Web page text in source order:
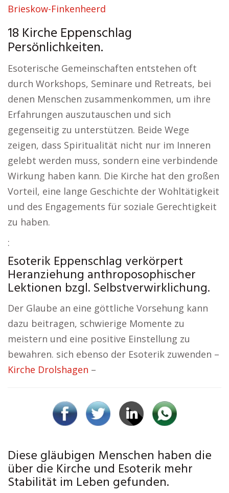
Brieskow-Finkenheerd
18 Kirche Eppenschlag
Persönlichkeiten.
Esoterische Gemeinschaften entstehen oft
durch Workshops, Seminare und Retreats, bei
denen Menschen zusammenkommen, um ihre
Erfahrungen auszutauschen und sich
gegenseitig zu unterstützen. Beide Wege
zeigen, dass Spiritualität nicht nur im Inneren
gelebt werden muss, sondern eine verbindende
Wirkung haben kann. Die Kirche hat den großen
Vorteil, eine lange Geschichte der Wohltätigkeit
und des Engagements für soziale Gerechtigkeit
zu haben.
:
Esoterik Eppenschlag verkörpert
Heranziehung anthroposophischer
Lektionen bzgl. Selbstverwirklichung.
Der Glaube an eine göttliche Vorsehung kann
dazu beitragen, schwierige Momente zu
meistern und eine positive Einstellung zu
bewahren. sich ebenso der Esoterik zuwenden –
Kirche Drolshagen –
Diese gläubigen Menschen haben die
über die Kirche und Esoterik mehr
Stabilität im Leben gefunden.